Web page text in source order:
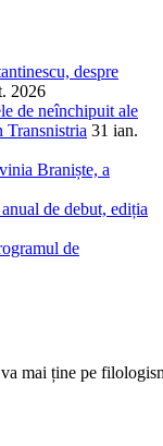
despre
2026
de neînchipuit ale
Transnistria 31 ian.
Braniște, a
de debut, ediția
de
mai ține pe